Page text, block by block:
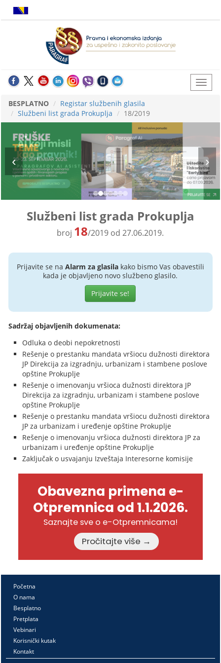
BESPLATNO
Registar službenih glasila
Službeni list grada Prokuplja
18/2019
Službeni list grada Prokuplja
broj 18/2019 od 27.06.2019.
Prijavite se na Alarm za glasilakako bismo Vas obavestili
kada je objavljeno novo službeno glasilo.
Prijavite se!
Sadržaj objavljenih dokumenata:
Odluka o deobi nepokretnosti
Rešenje o prestanku mandata vršiocu dužnosti direktora
JP Direkcija za izgradnju, urbanizam i stambene poslove
opštine Prokuplje
Rešenje o imenovanju vršioca dužnosti direktora JP
Direkcija za izgradnju, urbanizam i stambene poslove
opštine Prokuplje
Rešenje o prestanku mandata vršiocu dužnosti direktora
JP za urbanizam i uređenje opštine Prokuplje
Rešenje o imenovanju vršioca dužnosti direktora JP za
urbanizam i uređenje opštine Prokuplje
Zaključak o usvajanju Izveštaja Interesorne komisije
Obavezna primena e-
Otpremnica od 1.1.2026.
Saznajte sve o e-Otpremnicama!
Pročitajte više →
Početna
O nama
Besplatno
Pretplata
Vebinari
Korisnički kutak
Kontakt